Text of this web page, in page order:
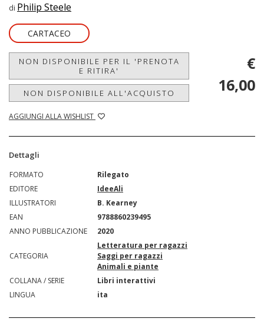
di Philip Steele
CARTACEO
NON DISPONIBILE PER IL 'PRENOTA
E RITIRA'
NON DISPONIBILE ALL'ACQUISTO
AGGIUNGI ALLA WISHLIST
€
16,00
Dettagli
FORMATO
Rilegato
EDITORE
IdeeAli
ILLUSTRATORI
B. Kearney
EAN
9788860239495
ANNO PUBBLICAZIONE
2020
CATEGORIA
Letteratura per ragazzi
Saggi per ragazzi
Animali e piante
COLLANA / SERIE
Libri interattivi
LINGUA
ita